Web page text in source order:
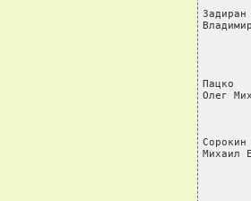
Пацко
Олег
Михаил